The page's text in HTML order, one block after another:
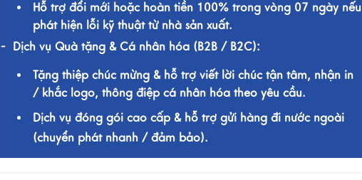
Hỗ trợ đổi mới hoặc hoàn tiền 100% trong vòng 07 ngày nếu
phát hiện lỗi kỹ thuật từ nhà sản xuất.
- Dịch vụ Quà tặng & Cá nhân hóa (B2B / B2C):
Tặng thiệp chúc mừng & hỗ trợ viết lời chúc tận tâm, nhận in
/ khắc logo, thông điệp cá nhân hóa theo yêu cầu.
Dịch vụ đóng gói cao cấp & hỗ trợ gửi hàng đi nước ngoài
(chuyển phát nhanh / đảm bảo).